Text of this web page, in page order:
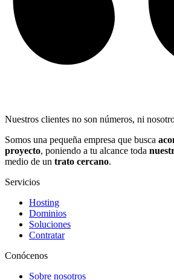
Nuestros clientes no son números, ni
Somos una pequeña empresa que busca
proyecto, poniendo a tu alcance toda
medio de un trato cercano.
Servicios
Hosting
Dominios
Soluciones
Contratar
Conócenos
Sobre nosotros